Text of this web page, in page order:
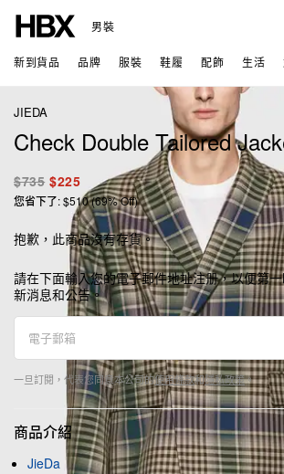
男裝
新到貨品 品牌 服裝 鞋履 配飾 生活
JIEDA
Check Double Tailored
$735 $225
您省下了: $510 (69% Off)
抱歉，此商品沒有存貨。
請在下面輸入您的電子郵件地址注册，以便第
新消息和公告。
一旦訂閱，代表您同意本公司的使用條款和隱私政策。
商品介紹
JieDa